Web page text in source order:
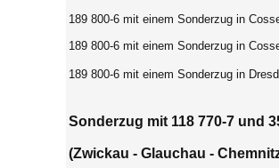
189 800-6 mit einem Sonderzug in
189 800-6 mit einem Sonderzug in
189 800-6 mit einem Sonderzug in
Sonderzug mit 118 770-7 und
(Zwickau - Glauchau -